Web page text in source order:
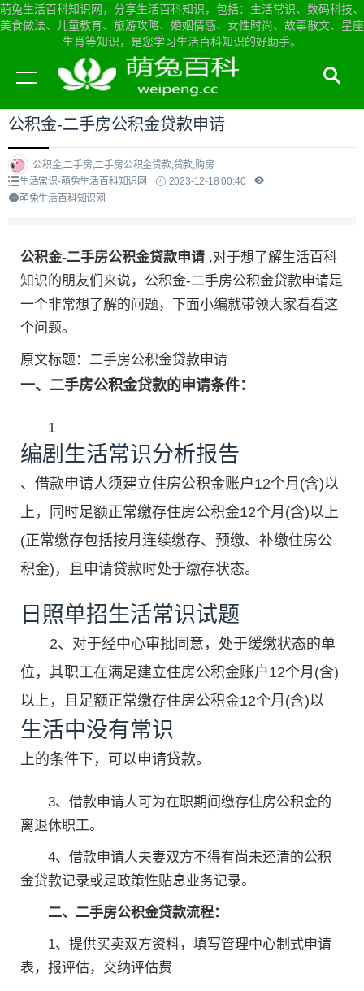
萌兔生活百科知识网，分享生活百科知识，包括：生活常识、数码科技、
美食做法、儿童教育、旅游攻略、婚姻情感、女性时尚、故事散文、星座
生肖等知识，是您学习生活百科知识的好助手。
当前位置： 萌兔生活百科知识网首页>生活常识
公积金-二手房公积金贷款申请
公积金,二手房,二手房公积金贷款,贷款,购房
生活常识-萌兔生活百科知识网
2023-12-18 00:40
萌兔生活百科知识网
公积金-二手房公积金贷款申请 ,对于想了解生活百科
知识的朋友们来说，公积金-二手房公积金贷款申请是
一个非常想了解的问题，下面小编就带领大家看看这
个问题。
原文标题：二手房公积金贷款申请
一、二手房公积金贷款的申请条件：
1
编剧生活常识分析报告
、借款申请人须建立住房公积金账户12个月(含)以
上，同时足额正常缴存住房公积金12个月(含)以上
(正常缴存包括按月连续缴存、预缴、补缴住房公
积金)，且申请贷款时处于缴存状态。
日照单招生活常识试题
2、对于经中心审批同意，处于缓缴状态的单
位，其职工在满足建立住房公积金账户12个月(含)
以上，且足额正常缴存住房公积金12个月(含)以
生活中没有常识
上的条件下，可以申请贷款。
3、借款申请人可为在职期间缴存住房公积金的
离退休职工。
4、借款申请人夫妻双方不得有尚未还清的公积
金贷款记录或是政策性贴息业务记录。
二、二手房公积金贷款流程：
1、提供买卖双方资料，填写管理中心制式申请
表，报评估，交纳评估费